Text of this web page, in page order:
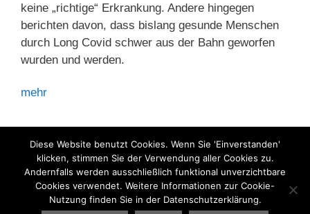
keine „richtige“ Erkrankung. Andere hingegen
berichten davon, dass bislang gesunde Menschen
durch Long Covid schwer aus der Bahn geworfen
wurden und werden.
mehr
SeiteSeite
2 Weiter→
Diese Website benutzt Cookies. Wenn Sie 'Einverstanden'
klicken, stimmen Sie der Verwendung aller Cookies zu.
Andernfalls werden ausschließlich funktional unverzichtbare
Cookies verwendet. Weitere Informationen zur Cookie-
Nutzung finden Sie in der Datenschutzerklärung.